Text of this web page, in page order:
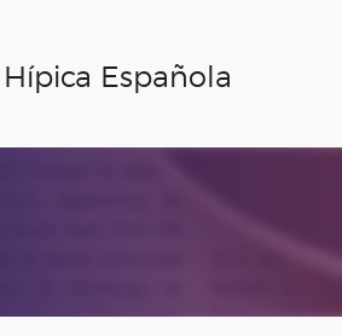
Española